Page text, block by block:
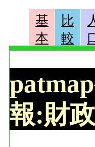
基
本
比
較
報:財